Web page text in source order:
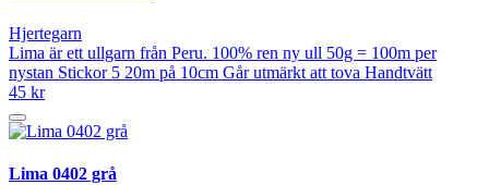
Hjertegarn
Lima är ett ullgarn från Peru. 100% ren ny ull 50g = 100m per
nystan Stickor 5 20m på 10cm Går utmärkt att tova Handtvätt
45 kr
Lima 0402 grå